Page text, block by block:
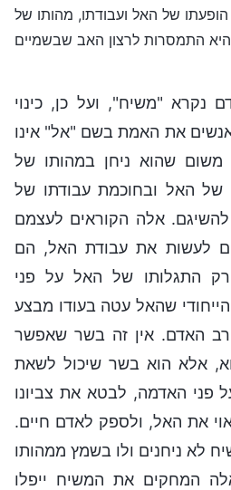
של האל ועבודתו, מהותו של
התמסרות לרצון האב שבשמיים
נקרא "משיח", ועל כן, כינוי
את האמת בשם "אל" אינו
משום שהוא ניחן במהותו של
של האל ובחוכמת עבודתו של
להשיגם. אלה הקוראים לעצמם
לעשות את עבודת האל, הם
התגלותו של האל על פני
שהאל עטה בעודו מבצע
האדם. אין זה בשר שאפשר
אלא הוא בשר שיכול לשאת
פני האדמה, לבטא את צביונו
את האל, ולספק לאדם חיים.
לא ניחנים ולו בשמץ ממהותו
המחקים את המשיח ייפלו